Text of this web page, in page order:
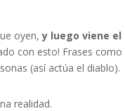
oyen,y luego viene
con esto! Frases
(así actúa el diablo).
realidad.